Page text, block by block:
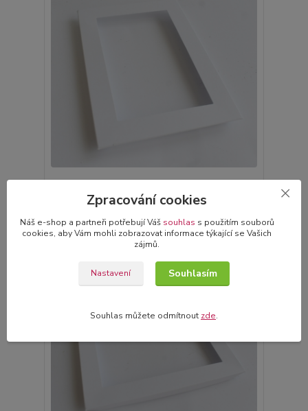
7,00 Kč/ks Není skladem
Detail
Zpracování cookies
Náš e-shop a partneři potřebují Váš souhlas s použitím souborů
cookies, aby Vám mohli zobrazovat informace týkající se Vašich
zájmů.
Nastavení Souhlasím
Souhlas můžete odmítnout zde.